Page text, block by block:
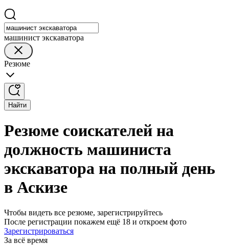
машинист экскаватора
Резюме
Найти
Резюме соискателей на
должность машиниста
экскаватора на полный день
в Аскизе
Чтобы видеть все резюме, зарегистрируйтесь
После регистрации покажем ещё 18 и откроем фото
Зарегистрироваться
За всё время